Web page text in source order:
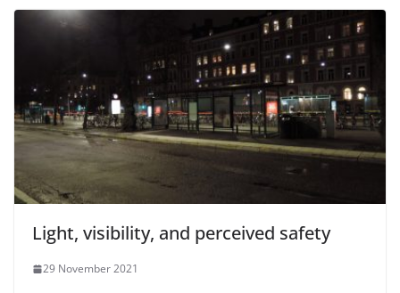
Light, visibility, and perceived safety
29 November 2021